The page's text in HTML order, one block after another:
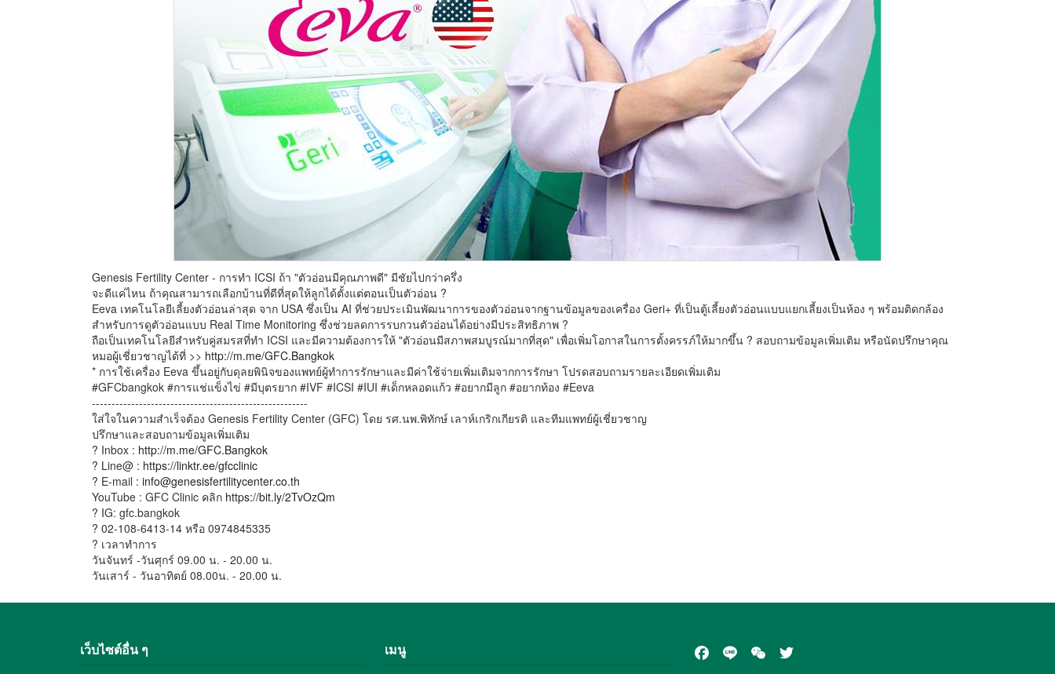
Genesis Fertility Center - การทำ ICSI ถ้า "ตัวอ่อนมีคุณภาพดี" มีชัยไปกว่าครึ่ง
จะดีแค่ไหน ถ้าคุณสามารถเลือกบ้านที่ดีที่สุดให้ลูกได้ตั้งแต่ตอนเป็นตัวอ่อน ?
Eeva เทคโนโลยีเลี้ยงตัวอ่อนล่าสุด จาก USA ซึ่งเป็น AI ที่ช่วยประเมินพัฒนาการของตัวอ่อนจากฐานข้อมูลของเครื่อง Geri+ ที่เป็นตู้เลี้ยงตัวอ่อนแบบแยกเลี้ยงเป็นห้อง ๆ พร้อมติดกล้อง
สำหรับการดูตัวอ่อนแบบ Real Time Monitoring ซึ่งช่วยลดการรบกวนตัวอ่อนได้อย่างมีประสิทธิภาพ ?
ถือเป็นเทคโนโลยีสำหรับคู่สมรสที่ทำ ICSI และมีความต้องการให้ "ตัวอ่อนมีสภาพสมบูรณ์มากที่สุด" เพื่อเพิ่มโอกาสในการตั้งครรภ์ให้มากขึ้น ? สอบถามข้อมูลเพิ่มเติม หรือนัดปรึกษาคุณ
หมอผู้เชี่ยวชาญได้ที่ >> http://m.me/GFC.Bangkok
* การใช้เครื่อง Eeva ขึ้นอยู่กับดุลยพินิจของแพทย์ผู้ทำการรักษาและมีค่าใช้จ่ายเพิ่มเติมจากการรักษา โปรดสอบถามรายละเอียดเพิ่มเติม
#GFCbangkok #การแช่แข็งไข่ #มีบุตรยาก #IVF #ICSI #IUI #เด็กหลอดแก้ว #อยากมีลูก #อยากท้อง #Eeva
-------------------------------------------------------
ใส่ใจในความสำเร็จต้อง Genesis Fertility Center (GFC) โดย รศ.นพ.พิทักษ์ เลาห์เกริกเกียรติ และทีมแพทย์ผู้เชี่ยวชาญ
ปรึกษาและสอบถามข้อมูลเพิ่มเติม
? Inbox : http://m.me/GFC.Bangkok
? Line@ : https://linktr.ee/gfcclinic
? E-mail : info@genesisfertilitycenter.co.th
YouTube : GFC Clinic คลิก https://bit.ly/2TvOzQm
? IG: gfc.bangkok
? 02-108-6413-14 หรือ 0974845335
? เวลาทำการ
วันจันทร์ -วันศุกร์ 09.00 น. - 20.00 น.
วันเสาร์ - วันอาทิตย์ 08.00น. - 20.00 น.
เว็บไซต์อื่น ๆ เมนู